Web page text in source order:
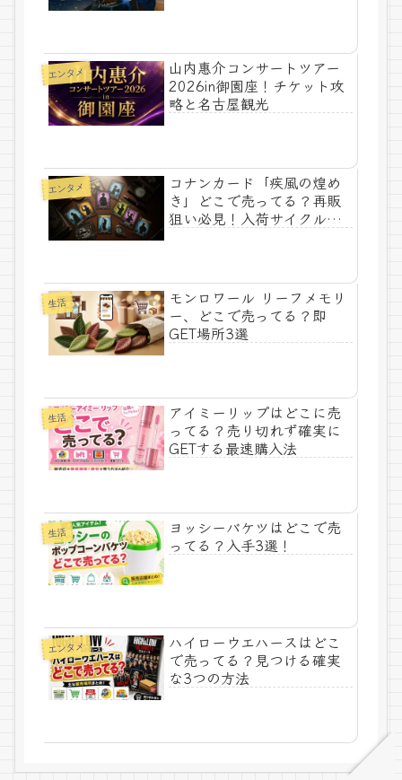
エンタメ
山内惠介コンサートツアー
2026in御園座！チケット攻
略と名古屋観光
エンタメ
コナンカード「疾風の煌め
き」どこで売ってる？再販
狙い必見！入荷サイクルと
生活
モンロワール リーフメモリ
ー、どこで売ってる？即
GET場所3選
生活
アイミーリップはどこに売
ってる？売り切れず確実に
GETする最速購入法
生活
ヨッシーバケツはどこで売
ってる？入手3選！
エンタメ
ハイローウエハースはどこ
で売ってる？見つける確実
な3つの方法